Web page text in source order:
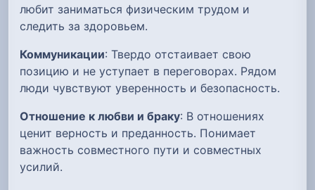
любит заниматься физическим трудом и
следить за здоровьем.
Коммуникации: Твердо отстаивает свою
позицию и не уступает в переговорах. Рядом
люди чувствуют уверенность и безопасность.
Отношение к любви и браку: В отношениях
ценит верность и преданность. Понимает
важность совместного пути и совместных
усилий.